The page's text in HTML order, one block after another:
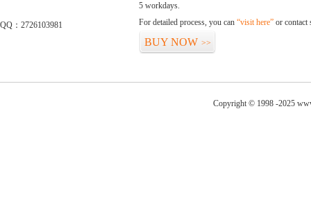
QQ：2726103981
5 workdays.
For detailed process, you can “visit here” or contact
BUY NOW >>
Copyright © 1998 -2025